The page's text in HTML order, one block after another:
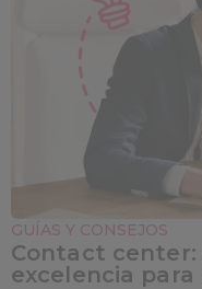
GUÍAS Y CONSEJOS
Contact center:
excelencia